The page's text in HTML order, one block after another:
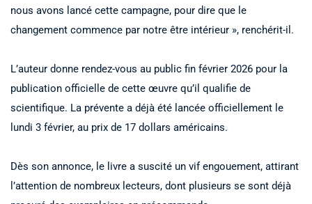
nous avons lancé cette campagne, pour dire que le
changement commence par notre être intérieur », renchérit-il.
L’auteur donne rendez-vous au public fin février 2026 pour la
publication officielle de cette œuvre qu’il qualifie de
scientifique. La prévente a déjà été lancée officiellement le
lundi 3 février, au prix de 17 dollars américains.
Dès son annonce, le livre a suscité un vif engouement, attirant
l’attention de nombreux lecteurs, dont plusieurs se sont déjà